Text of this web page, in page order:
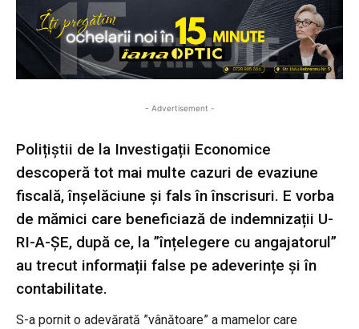
- Advertisement -
Polițiștii de la Investigații Economice
descoperă tot mai multe cazuri de evaziune
fiscală, înșelăciune și fals în înscrisuri. E vorba
de mămici care beneficiază de indemnizații U-
RI-A-ȘE, după ce, la ”înțelegere cu angajatorul”
au trecut informații false pe adeverințe și în
contabilitate.
S-a pornit o adevărată ”vânătoare” a mamelor care